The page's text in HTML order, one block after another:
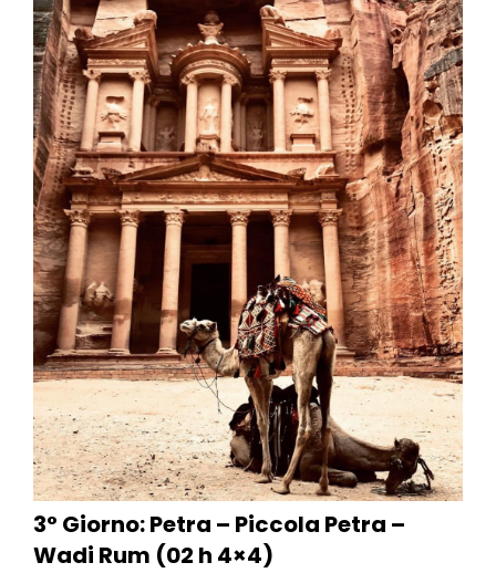
3° Giorno: Petra – Piccola Petra –
Wadi Rum (02 h 4×4)